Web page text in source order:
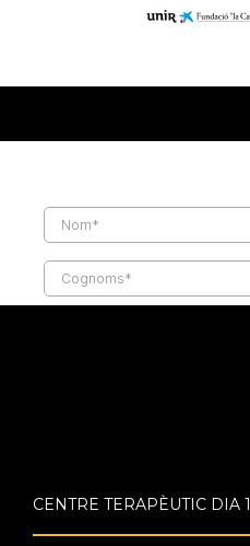
CENTRE TERAPÈUTIC DIA 1